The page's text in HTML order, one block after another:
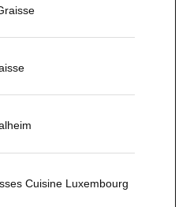
Cuisine Luxembourg